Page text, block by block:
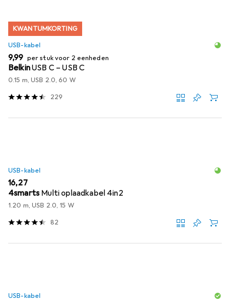
KWANTUMKORTING
USB-kabel
EUR
9,99 per stuk voor 2 eenheden
BelkinUSB C – USB C
0.15 m, USB 2.0, 60 W
229
USB-kabel
EUR
16,27
4smarts Multi oplaadkabel 4in2
1.20 m, USB 2.0, 15 W
82
USB-kabel